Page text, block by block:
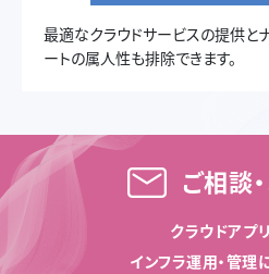
最適なクラウドサービスの提供と
ートの属人性も排除できます。
ご相談
クラウドアプ
インフラ運用・管理